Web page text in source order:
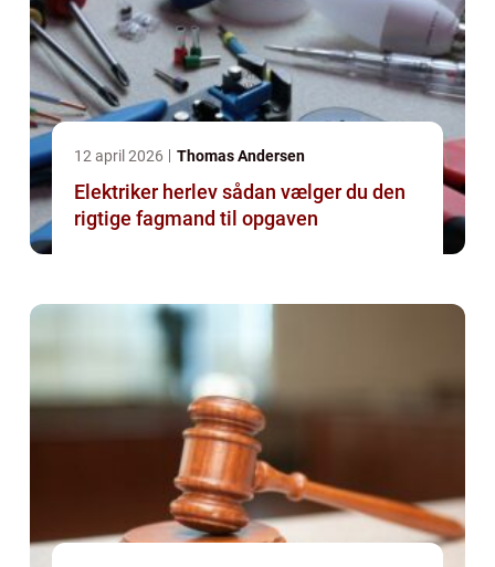
12 april 2026 Thomas Andersen
Elektriker herlev sådan vælger du den
rigtige fagmand til opgaven